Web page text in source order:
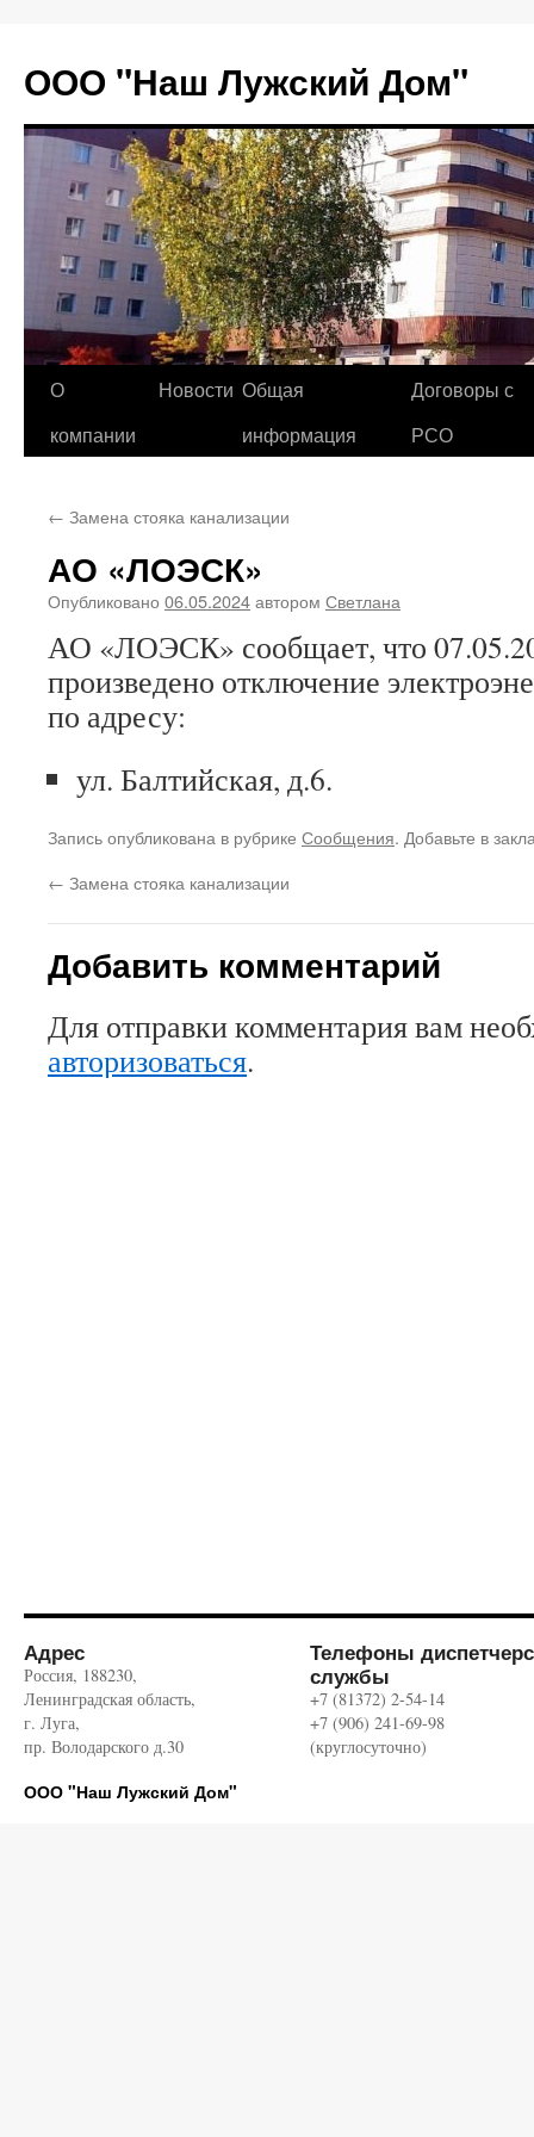
содержимому
ООО "Наш Лужский Дом"
О
компании
Новости Общая
информация
Договоры с
РСО
← Замена стояка канализации
АО «ЛОЭСК»
Опубликовано 06.05.2024автором Светлана
АО «ЛОЭСК» сообщает, что
произведено отключение
по адресу:
ул. Балтийская, д.6.
Запись опубликована в рубрике Сообщения. Добавьте в
← Замена стояка канализации
Добавить комментарий
Для отправки комментария вам
авторизоваться.
Адрес
Россия, 188230,
Ленинградская область,
г. Луга,
пр. Володарского д.30
Телефоны
службы
+7 (81372) 2-54-14
+7 (906) 241-69-98
(круглосуточно)
ООО "Наш Лужский Дом"